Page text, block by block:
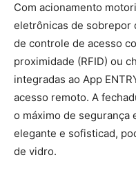
Com acionamento
eletrônicas de sobrepor
de controle de acesso
proximidade (RFID) ou
integradas ao App
acesso remoto. A
o máximo de segurança
elegante e sofisticad,
de vidro.